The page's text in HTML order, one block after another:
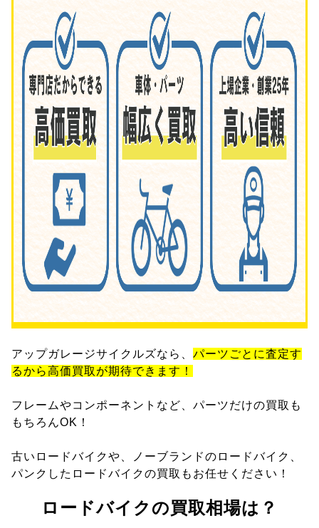
アップガレージサイクルズなら、 パーツごとに査定す
るから高価買取が期待できます！
フレームやコンポーネントなど、パーツだけの買取も
もちろんOK！
古いロードバイクや、ノーブランドのロードバイク、
パンクしたロードバイクの買取もお任せください！
ロードバイクの買取相場は？